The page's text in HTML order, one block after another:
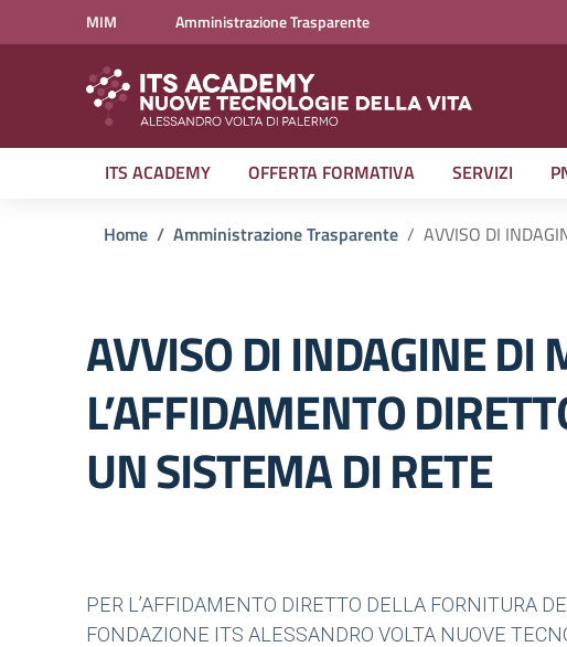
Vai ai contenuti
Vai al menu di navigazione
MIM Amministrazione Trasparente
ITS ACADEMY OFFERTA FORMATIVA SERVIZI
Home Amministrazione Trasparente AVVISO DI
AVVISO DI INDAGINE DI
L’AFFIDAMENTO
UN SISTEMA DI RETE
PER L’AFFIDAMENTO DIRETTO DELLA FORNITURA
FONDAZIONE ITS ALESSANDRO VOLTA NUOVE